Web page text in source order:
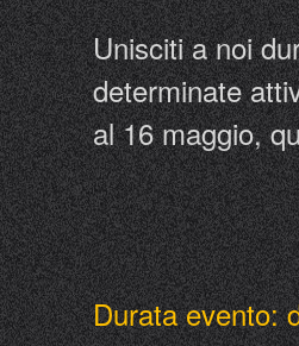
Unisciti a noi
determinate
al 16 maggio,
Durata evento: